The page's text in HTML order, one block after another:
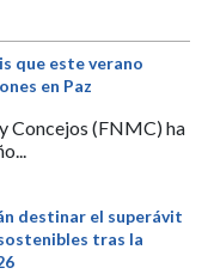
que este verano
en Paz
Concejos (FNMC) ha
destinar el superávit
tras la